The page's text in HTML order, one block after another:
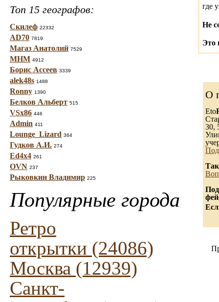
Топ 15 географов:
Скилеф 22332
AD70 7819
Магаз Анатолий 7529
МНМ 4912
Борис Ассеев 3339
alek48s 1488
Ronny 1390
Белков Альберт 515
VSx86 446
Admin 411
Lounge_Lizard 364
Гудков А.И. 274
Ed4x4 261
OVN 237
Рыковкин Владимир 225
Популярные города
Ретро
открытки (24086)
Москва (12939)
Санкт-
где
Не
Это
О
Eto
30,